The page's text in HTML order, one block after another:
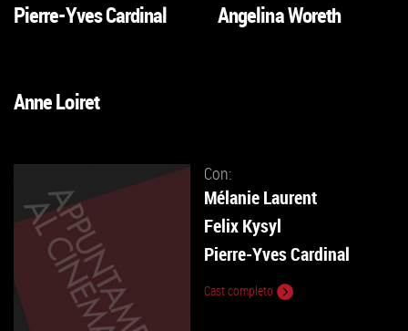
VAI
Pierre-Yves Cardinal
VAI
Angelina Woreth
VAI
Anne Loiret
Con:
Mélanie Laurent
Felix Kysyl
Pierre-Yves Cardinal
Cast completo